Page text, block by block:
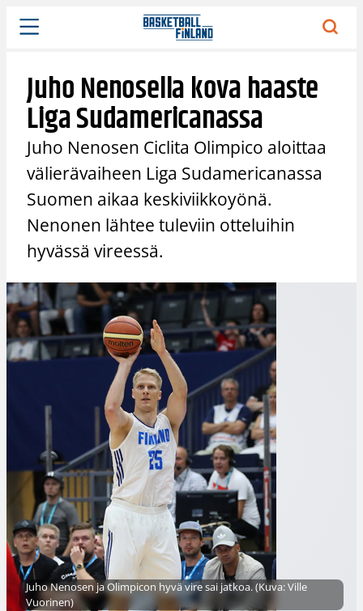
Siirry
sisältöön
Juho Nenosella kova haaste
Liga Sudamericanassa
Juho Nenosen Ciclita Olimpico aloittaa
välierävaiheen Liga Sudamericanassa
Suomen aikaa keskiviikkoyönä.
Nenonen lähtee tuleviin otteluihin
hyvässä vireessä.
Juho Nenosen ja Olimpicon hyvä vire sai jatkoa. (Kuva: Ville
Vuorinen)